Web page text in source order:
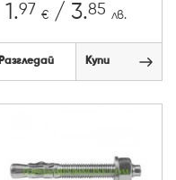
1.97 € / 3.85 лв.
Разгледай Купи